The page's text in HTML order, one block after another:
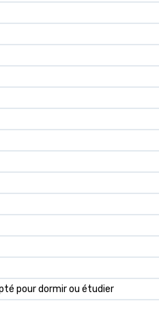
pour dormir ou étudier